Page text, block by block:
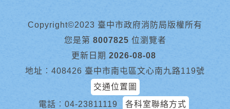
Copyright©2023 臺中市政府消防局版權所有
您是第 8007825 位瀏覽者
更新日期 2026-08-08
地址︰408426 臺中市南屯區文心南九路119號
交通位置圖
電話︰ 04-23811119
各科室聯絡方式